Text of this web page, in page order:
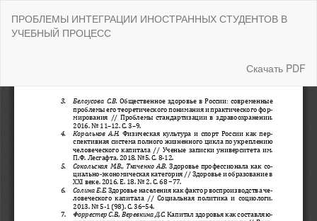
Подробностям
ПРОБЛЕМЫ ИНТЕГРАЦИИ ИНОСТРАННЫХ СТУДЕНТОВ В
УЧЕБНЫЙ ПРОЦЕСС
Скачать
Скачать PDF